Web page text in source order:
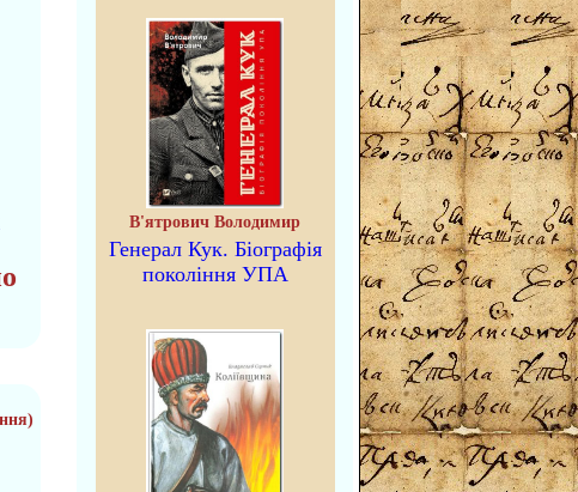
В'ятрович Володимир
Генерал Кук. Біографія
покоління УПА